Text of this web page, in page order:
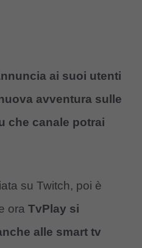
ai suoi utenti
avventura sulle
che canale potrai
su Twitch, poi è
ora TvPlay si
alle smart tv